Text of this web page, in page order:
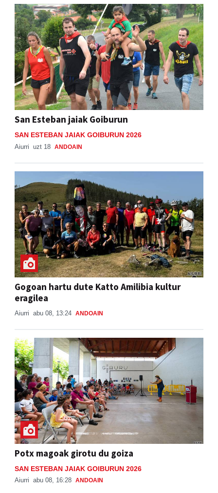
San Esteban jaiak Goiburun
SAN ESTEBAN JAIAK GOIBURUN 2026
Aiurri uzt 18 ANDOAIN
Gogoan hartu dute Katto Amilibia kultur
eragilea
Aiurri abu 08, 13:24 ANDOAIN
Potx magoak girotu du goiza
SAN ESTEBAN JAIAK GOIBURUN 2026
Aiurri abu 08, 16:28 ANDOAIN